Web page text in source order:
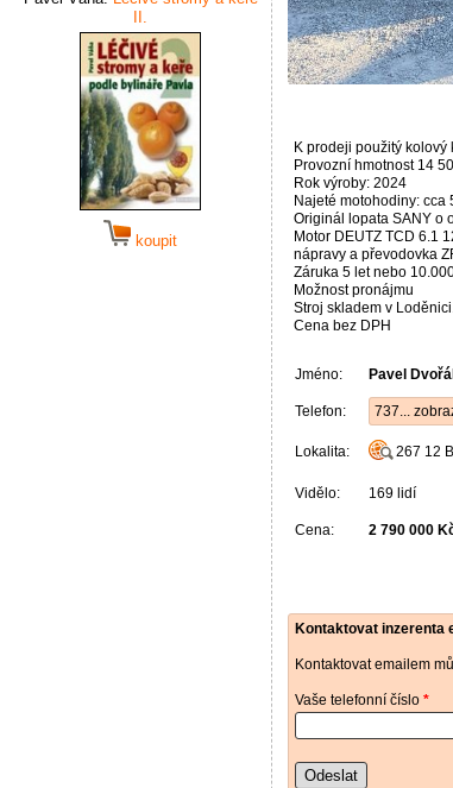
II.
koupit
K prodeji použitý
Provozní hmotnost 14
Rok výroby: 2024
Najeté motohodiny: cca
Originál lopata SANY o
Motor DEUTZ TCD 6.1
nápravy a převodovka
Záruka 5 let nebo
Možnost pronájmu
Stroj skladem v
Cena bez DPH
Jméno: Pavel
Telefon: 737...
Lokalita: 267 12
Vidělo: 169 lidí
Cena: 2 790 000
Kontaktovat inzerenta
Kontaktovat emailem
Vaše telefonní číslo *
Odeslat